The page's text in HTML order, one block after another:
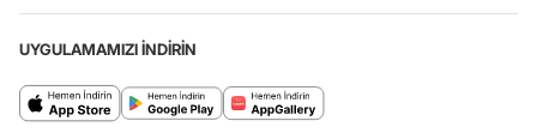
UYGULAMAMIZI İNDİRİN